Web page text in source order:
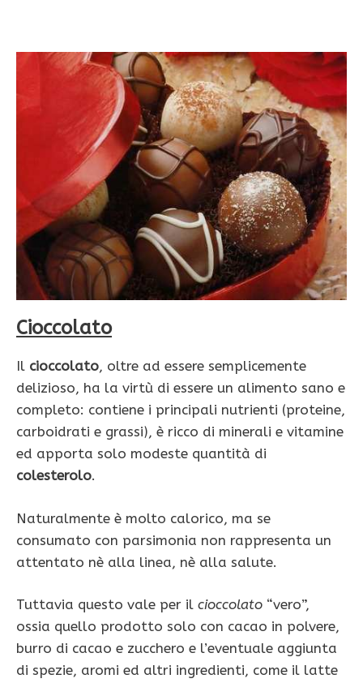
Cioccolato
Il cioccolato, oltre ad essere semplicemente
delizioso, ha la virtù di essere un alimento sano e
completo: contiene i principali nutrienti (proteine,
carboidrati e grassi), è ricco di minerali e vitamine
ed apporta solo modeste quantità di
colesterolo.
Naturalmente è molto calorico, ma se
consumato con parsimonia non rappresenta un
attentato nè alla linea, nè alla salute.
Tuttavia questo vale per il cioccolato “vero”,
ossia quello prodotto solo con cacao in polvere,
burro di cacao e zucchero e l’eventuale aggiunta
di spezie, aromi ed altri ingredienti, come il latte